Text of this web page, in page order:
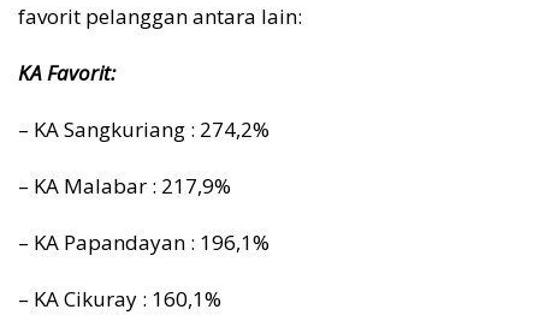
favorit pelanggan antara lain:
KA Favorit:
– KA Sangkuriang : 274,2%
– KA Malabar : 217,9%
– KA Papandayan : 196,1%
– KA Cikuray : 160,1%